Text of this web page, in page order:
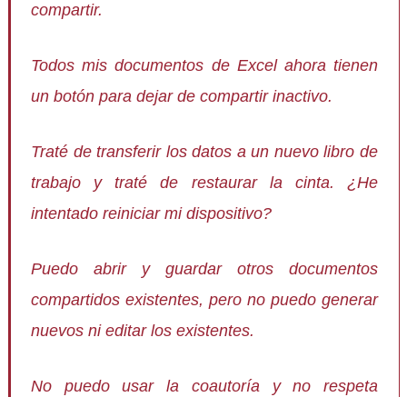
compartir.
Todos mis documentos de Excel ahora tienen
un botón para dejar de compartir inactivo.
Traté de transferir los datos a un nuevo libro de
trabajo y traté de restaurar la cinta. ¿He
intentado reiniciar mi dispositivo?
Puedo abrir y guardar otros documentos
compartidos existentes, pero no puedo generar
nuevos ni editar los existentes.
No puedo usar la coautoría y no respeta